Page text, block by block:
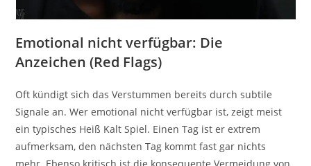
Emotional nicht verfügbar: Die
Anzeichen (Red Flags)
Oft kündigt sich das Verstummen bereits durch subtile
Signale an. Wer emotional nicht verfügbar ist, zeigt meist
ein typisches Heiß Kalt Spiel. Einen Tag ist er extrem
aufmerksam, den nächsten Tag kommt fast gar nichts